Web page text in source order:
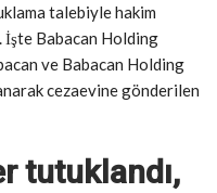
talebiyle hakim
İşte Babacan Holding
ve Babacan Holding
cezaevine gönderilen
tutuklandı,